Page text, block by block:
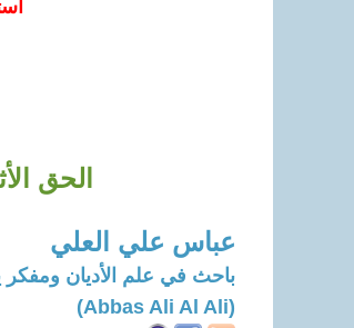
الحق
عباس علي العلي
باحث في علم الأديان
(Abbas Ali Al Ali)